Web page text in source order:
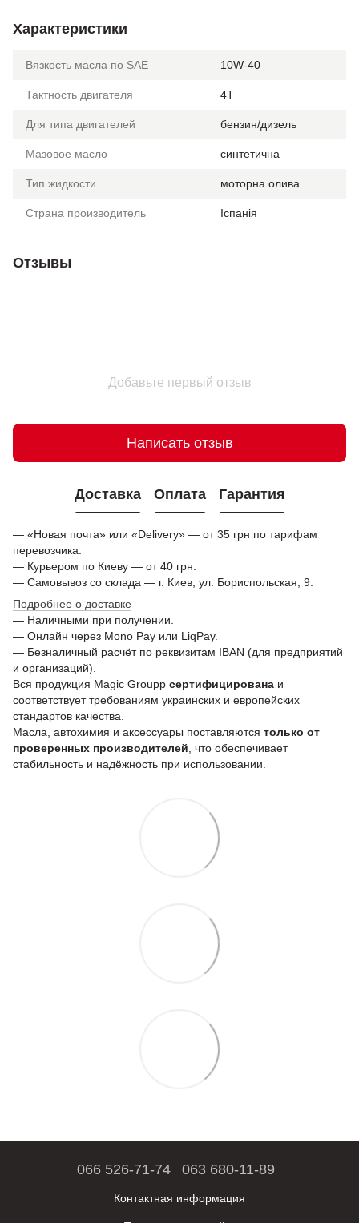
Характеристики
Вязкость масла по SAE 10W-40
Тактность двигателя 4T
Для типа двигателей бензин/дизель
Мазовое масло синтетична
Тип жидкости моторна олива
Страна производитель Іспанія
Отзывы
Добавьте первый отзыв
Написать отзыв
Доставка Оплата Гарантия
— «Новая почта» или «Delivery» — от 35 грн по тарифам
перевозчика.
— Курьером по Киеву — от 40 грн.
— Самовывоз со склада — г. Киев, ул. Бориспольская, 9.
Подробнее о доставке
— Наличными при получении.
— Онлайн через Mono Pay или LiqPay.
— Безналичный расчёт по реквизитам IBAN (для предприятий
и организаций).
Вся продукция Magic Groupp сертифицирована и
соответствует требованиям украинских и европейских
стандартов качества.
Масла, автохимия и аксессуары поставляются только от
проверенных производителей , что обеспечивает
стабильность и надёжность при использовании.
066 526-71-74 063 680-11-89
Контактная информация